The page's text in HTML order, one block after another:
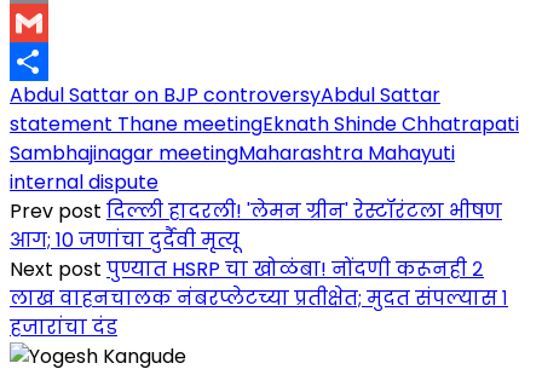
Copy
Link
Gmail
Share
Abdul Sattar on BJP controversyAbdul Sattar
statement Thane meetingEknath Shinde Chhatrapati
Sambhajinagar meetingMaharashtra Mahayuti
internal dispute
Prev post दिल्ली हादरली! 'लेमन ग्रीन' रेस्टॉरंटला भीषण
आग; 10 जणांचा दुर्दैवी मृत्यू
Next post पुण्यात HSRP चा खोळंबा! नोंदणी करूनही २
लाख वाहनचालक नंबरप्लेटच्या प्रतीक्षेत; मुदत संपल्यास १
हजारांचा दंड